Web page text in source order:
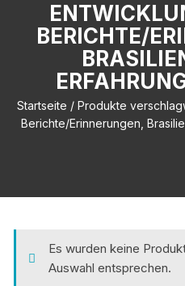
BERICHTE/
Startseite / Produkte
Berichte/Erinnerungen,
Es wurden keine
Auswahl entsprechen.